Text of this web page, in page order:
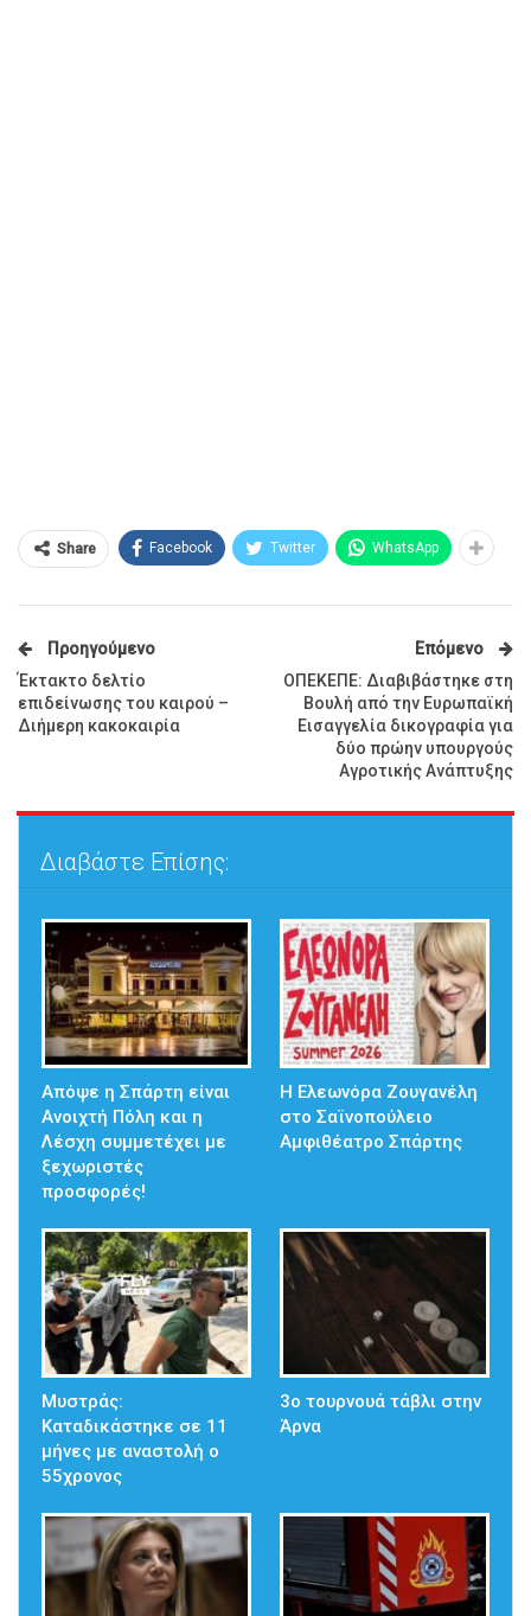
Share Facebook Twitter WhatsApp
Προηγούμενο
Έκτακτο δελτίο
επιδείνωσης του καιρού –
Διήμερη κακοκαιρία
Επόμενο
ΟΠΕΚΕΠΕ: Διαβιβάστηκε στη
Βουλή από την Ευρωπαϊκή
Εισαγγελία δικογραφία για
δύο πρώην υπουργούς
Αγροτικής Ανάπτυξης
Διαβάστε Επίσης:
Απόψε η Σπάρτη είναι
Ανοιχτή Πόλη και η
Λέσχη συμμετέχει με
ξεχωριστές
προσφορές!
Η Ελεωνόρα Ζουγανέλη
στο Σαϊνοπούλειο
Αμφιθέατρο Σπάρτης
Μυστράς:
Καταδικάστηκε σε 11
μήνες με αναστολή ο
55χρονος
3ο τουρνουά τάβλι στην
Άρνα